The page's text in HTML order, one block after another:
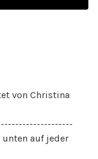
von Christina
unten auf jeder